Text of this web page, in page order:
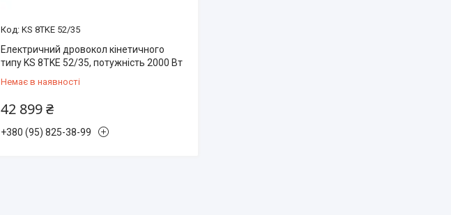
KS 8TKE 52/35
Електричний дровокол кінетичного
типу KS 8TKE 52/35, потужність 2000 Вт
Немає в наявності
42 899 ₴
+380 (95) 825-38-99